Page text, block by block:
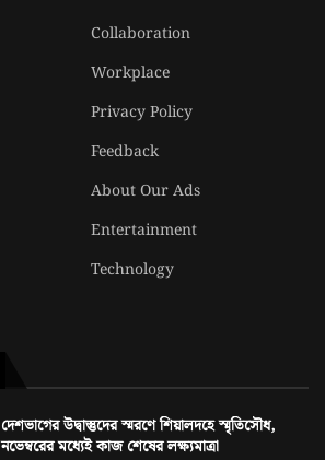
Collaboration
Workplace
Privacy Policy
Feedback
About Our Ads
Entertainment
Technology
দেশভাগের উদ্বাস্তুদের স্মরণে শিয়ালদহে স্মৃতিসৌধ,
নভেম্বরের মধ্যেই কাজ শেষের লক্ষ্যমাত্রা